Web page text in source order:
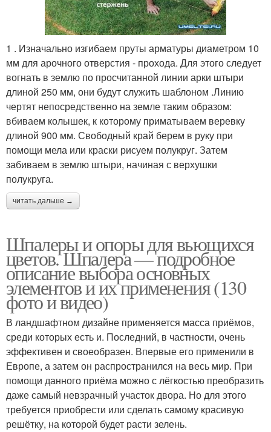
1 . Изначально изгибаем пруты арматуры диаметром 10
мм для арочного отверстия - прохода. Для этого следует
вогнать в землю по просчитанной линии арки штыри
длиной 250 мм, они будут служить шаблоном .Линию
чертят непосредственно на земле таким образом:
вбиваем колышек, к которому приматываем веревку
длиной 900 мм. Свободный край берем в руку при
помощи мела или краски рисуем полукруг. Затем
забиваем в землю штыри, начиная с верхушки
полукруга.
читать дальше →
Шпалеры и опоры для вьющихся
цветов. Шпалера — подробное
описание выбора основных
элементов и их применения (130
фото и видео)
В ландшафтном дизайне применяется масса приёмов,
среди которых есть и. Последний, в частности, очень
эффективен и своеобразен. Впервые его применили в
Европе, а затем он распространился на весь мир. При
помощи данного приёма можно с лёгкостью преобразить
даже самый невзрачный участок двора. Но для этого
требуется приобрести или сделать самому красивую
решётку, на которой будет расти зелень.